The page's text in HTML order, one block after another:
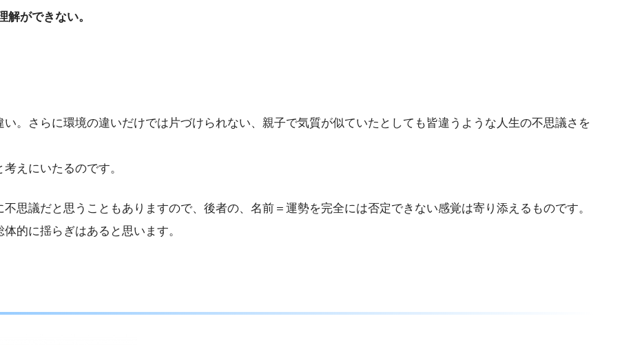
ができない。
。さらに環境の違いだけでは片づけられない、親子で気質が似ていたとしても皆違うような人生の不思議さを
えにいたるのです。
思議だと思うこともありますので、後者の、名前＝運勢を完全には否定できない感覚は寄り添えるものです。
的に揺らぎはあると思います。